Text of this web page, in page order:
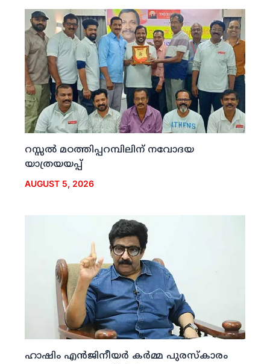
റസ്സല്‍ മഠത്തിപ്പറമ്പിലിന് നവോദയ
യാത്രയയപ്പ്
AUGUST 5, 2026
ഹാഷിം എന്‍ജിനീയര്‍ കര്‍മ്മ പുരസ്‌കാരം